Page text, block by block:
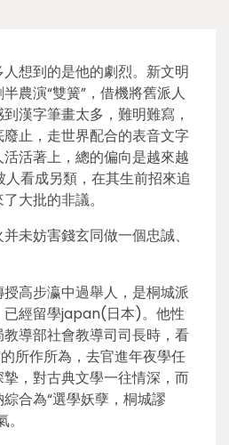
想到的是他的劇烈。新文明
農演“雙簧”，借機將舊派人
漢字筆畫太多，難明難寫，
止，走世界配合的表音文字
活著上，總的偏向是越來越
看成另類，在其生前招來追
大批的非議。
未妨害錢玄同做一個忠誠、
高步瀛中過舉人，是桐城派
已經留學japan(日本)。他性
導部社會教導司司長時，看
所作所為，去官進年夜學任
，對古典文學一往情深，而
合為“選學妖孽，桐城謬